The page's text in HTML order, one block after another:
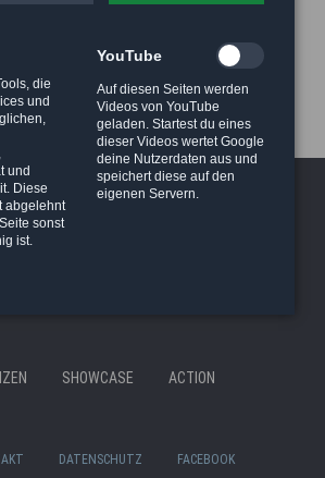
& Wireworks Ltd. - Berlin
SHOWCASE
ACTION
DATENSCHUTZ FACEBOOK
die
und
und
Diese
abgelehnt
sonst
ist.
YouTube
Auf diesen Seiten werden
Videos von YouTube
geladen. Startest du eines
dieser Videos wertet Google
deine Nutzerdaten aus und
speichert diese auf den
eigenen Servern.